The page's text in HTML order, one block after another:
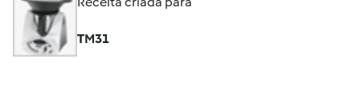
TM31